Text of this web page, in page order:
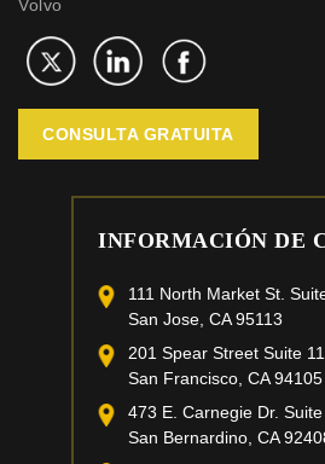
Volvo
CONSULTA GRATUITA
INFORMACIÓN DE
111 North Market St.
San Jose, CA 95113
201 Spear Street Suite
San Francisco, CA 94105
473 E. Carnegie Dr.
San Bernardino, CA